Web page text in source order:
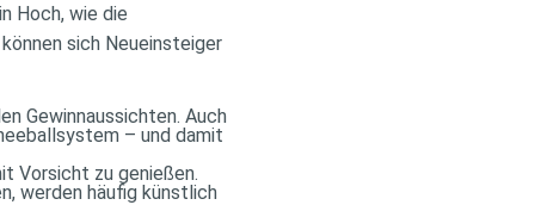
Hoch, wie die
sich Neueinsteiger
Gewinnaussichten. Auch
– und damit
Vorsicht zu genießen.
werden häufig künstlich